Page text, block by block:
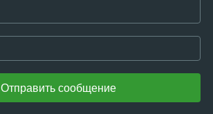
Отправить сообщение